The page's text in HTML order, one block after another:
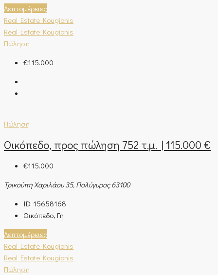
Λεπτομέρειες
Real Estate Kougionis
Real Estate Kougionis
Πώληση
€115.000
Πώληση
Οικόπεδο, προς πώληση 752 τ.μ. | 115.000 €
€115.000
Τρικούπη Χαριλάου 35, Πολύγυρος 63100
ID: 15658168
Οικόπεδο, Γη
Λεπτομέρειες
Real Estate Kougionis
Real Estate Kougionis
Πώληση